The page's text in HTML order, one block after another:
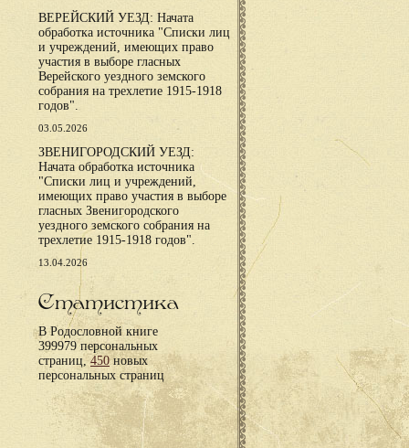
ВЕРЕЙСКИЙ УЕЗД: Начата
обработка источника "Списки лиц
и учреждений, имеющих право
участия в выборе гласных
Верейского уездного земского
собрания на трехлетие 1915-1918
годов".
03.05.2026
ЗВЕНИГОРОДСКИЙ УЕЗД:
Начата обработка источника
"Списки лиц и учреждений,
имеющих право участия в выборе
гласных Звенигородского
уездного земского собрания на
трехлетие 1915-1918 годов".
13.04.2026
Статистика
В Родословной книге
399979 персональных
страниц,450новых
персональных страниц